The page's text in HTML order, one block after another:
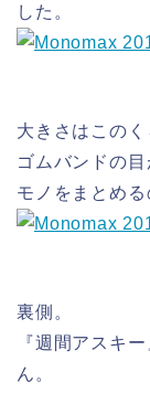
した。
大きさはこのく
ゴムバンドの
モノをまとめる
裏側。
『週間アスキ
ん。